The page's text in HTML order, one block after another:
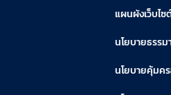
แผนผังเว็บไซ
นโยบายธรร
นโยบายคุ้มค